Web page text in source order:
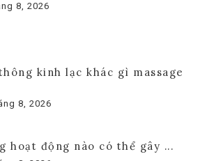
8, 2026
kinh lạc khác gì massage
8, 2026
hoạt động nào có thể gây ...